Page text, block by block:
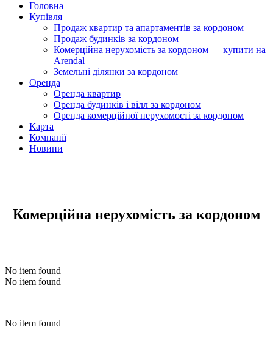
Головна
Купівля
Продаж квартир та апартаментів за кордоном
Продаж будинків за кордоном
Комерційна нерухомість за кордоном — купити на
Arendal
Земельні ділянки за кордоном
Оренда
Оренда квартир
Оренда будинків і вілл за кордоном
Оренда комерційної нерухомості за кордоном
Карта
Компанії
Новини
Комерційна нерухомість за кордоном
No item found
No item found
No item found